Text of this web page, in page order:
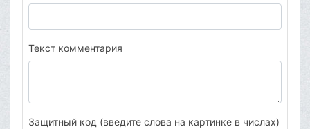
Текст комментария
Защитный код (введите слова на картинке в числах)